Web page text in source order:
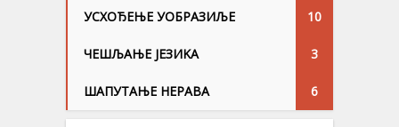
УСХОЂЕЊЕ УОБРАЗИЉЕ 10
ЧЕШЉАЊЕ ЈЕЗИKА 3
ШАПУТАЊЕ НЕРАВА 6